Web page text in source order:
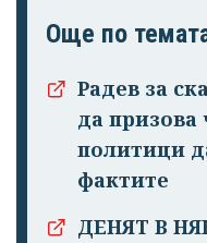
Още по
Радев за
да
политици
фактите
ДЕНЯТ В